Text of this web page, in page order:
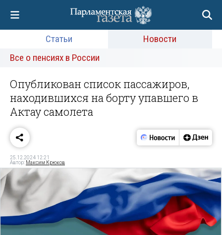
Статьи
Новости
Все о пенсиях в России
Опубликован список пассажиров,
находившихся на борту упавшего в
Актау самолета
25.12.2024 12:21
Автор: Максим Крюков